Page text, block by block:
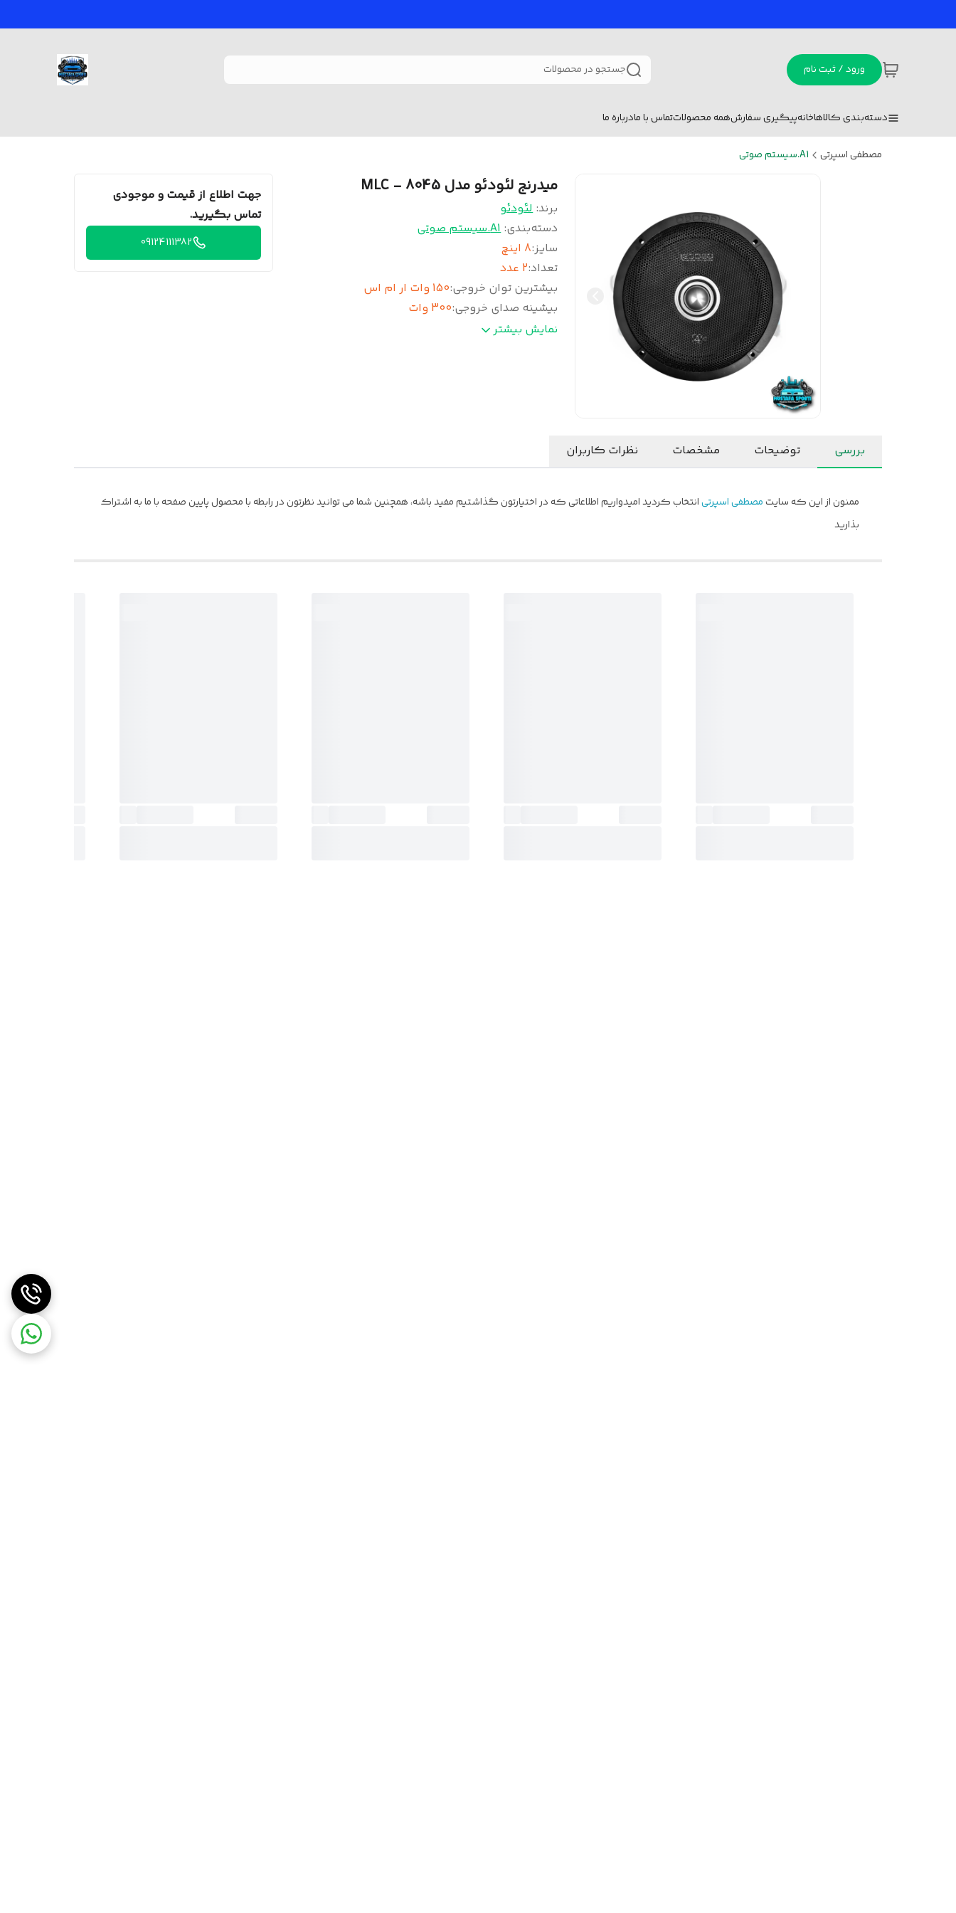
ورود / ثبت نام جستجو در محصولات
دسته‌بندی کالاهاخانهپیگیری سفارشهمه محصولاتتماس با مادرباره ما
مصطفی اسپرتی A1.سیستم صوتی
میدرنج لئودئو مدل 8045 - MLC
برند:لئودئو
دسته‌بندی:A1.سیستم صوتی
سایز:8 اینچ
تعداد:2 عدد
بیشترین توان خروجی:150 وات ار ام اس
بیشینه صدای خروجی:300 وات
. مقاومت:4 اهم
نمایش بیشتر
جهت اطلاع از قیمت و موجودی
تماس بگیرید.
09124111382
بررسی توضیحات مشخصات نظرات کاربران
ممنون از این که سایتمصطفی اسپرتیانتخاب کردید امیدواریم اطلاعاتی که در اختیارتون گذاشتیم مفید باشه، همچنین شما می توانید نظرتون در رابطه با محصول پایین صفحه با ما به اشتراک
بذارید